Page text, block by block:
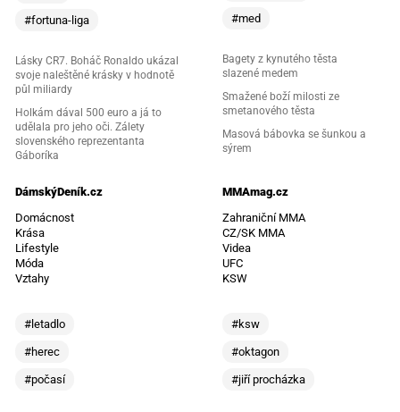
#fortuna-liga
Lásky CR7. Boháč Ronaldo ukázal
svoje naleštěné krásky v hodnotě
půl miliardy
Holkám dával 500 euro a já to
udělala pro jeho oči. Zálety
slovenského reprezentanta
Gáboríka
#med
Bagety z kynutého těsta
slazené medem
Smažené boží milosti ze
smetanového těsta
Masová bábovka se šunkou a
sýrem
DámskýDeník.cz
Domácnost
Krása
Lifestyle
Móda
Vztahy
#letadlo
#herec
#počasí
MMAmag.cz
Zahraniční MMA
CZ/SK MMA
Videa
UFC
KSW
#ksw
#oktagon
#jiří procházka